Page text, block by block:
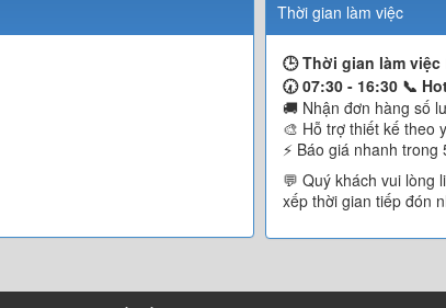
Thời gian làm việc
🕒 Thời gian làm
🕢 07:30 - 16:30 📞
🚚 Nhận đơn hàng số
🎨 Hỗ trợ thiết kế theo
⚡ Báo giá nhanh trong
💬 Quý khách vui lòng
xếp thời gian tiếp đón